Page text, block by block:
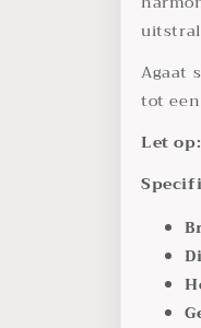
Agaat
tot
Let op: